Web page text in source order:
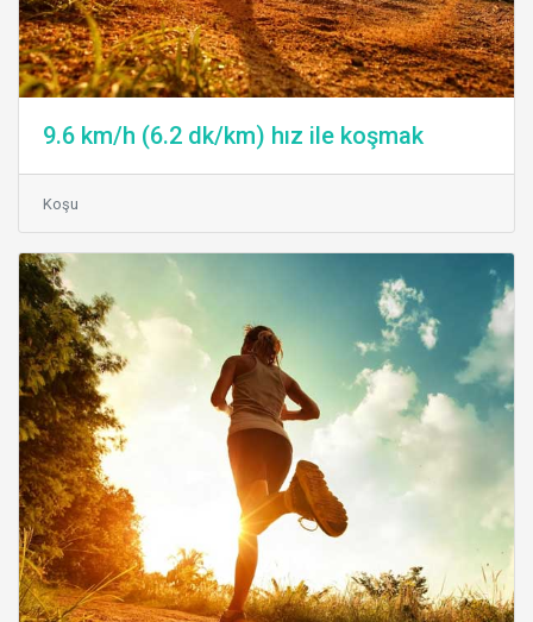
9.6 km/h (6.2 dk/km) hız ile koşmak
Koşu